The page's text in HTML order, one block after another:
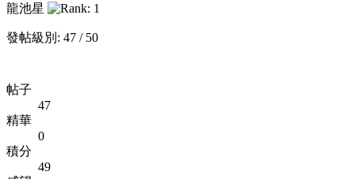
龍池星
發帖級別: 47 / 50
帖子
47
精華
0
積分
49